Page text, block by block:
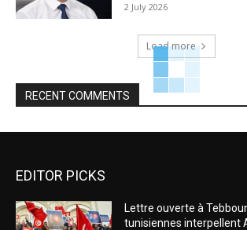
2 July 2026
Load more
RECENT COMMENTS
EDITOR PICKS
Lettre ouverte à
tunisiennes interpellent